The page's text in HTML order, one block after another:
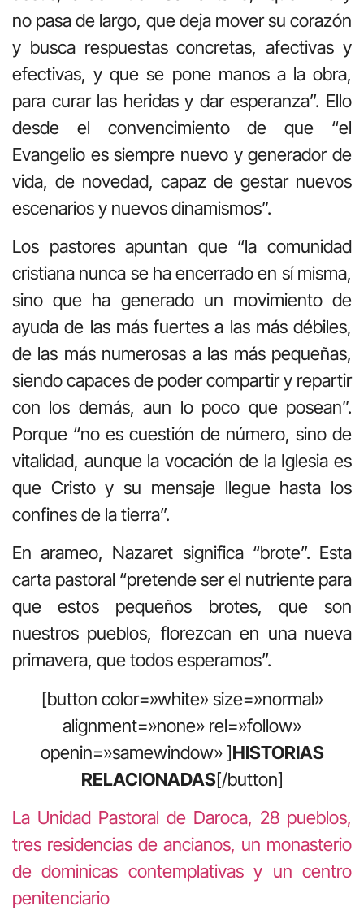
no pasa de largo, que deja mover su corazón
y busca respuestas concretas, afectivas y
efectivas, y que se pone manos a la obra,
para curar las heridas y dar esperanza”. Ello
desde el convencimiento de que “el
Evangelio es siempre nuevo y generador de
vida, de novedad, capaz de gestar nuevos
escenarios y nuevos dinamismos”.
Los pastores apuntan que “la comunidad
cristiana nunca se ha encerrado en sí misma,
sino que ha generado un movimiento de
ayuda de las más fuertes a las más débiles,
de las más numerosas a las más pequeñas,
siendo capaces de poder compartir y repartir
con los demás, aun lo poco que posean”.
Porque “no es cuestión de número, sino de
vitalidad, aunque la vocación de la Iglesia es
que Cristo y su mensaje llegue hasta los
confines de la tierra”.
En arameo, Nazaret significa “brote”. Esta
carta pastoral “pretende ser el nutriente para
que estos pequeños brotes, que son
nuestros pueblos, florezcan en una nueva
primavera, que todos esperamos”.
[button color=»white» size=»normal»
alignment=»none» rel=»follow»
openin=»samewindow» ]HISTORIAS
RELACIONADAS[/button]
La Unidad Pastoral de Daroca, 28 pueblos,
tres residencias de ancianos, un monasterio
de dominicas contemplativas y un centro
penitenciario